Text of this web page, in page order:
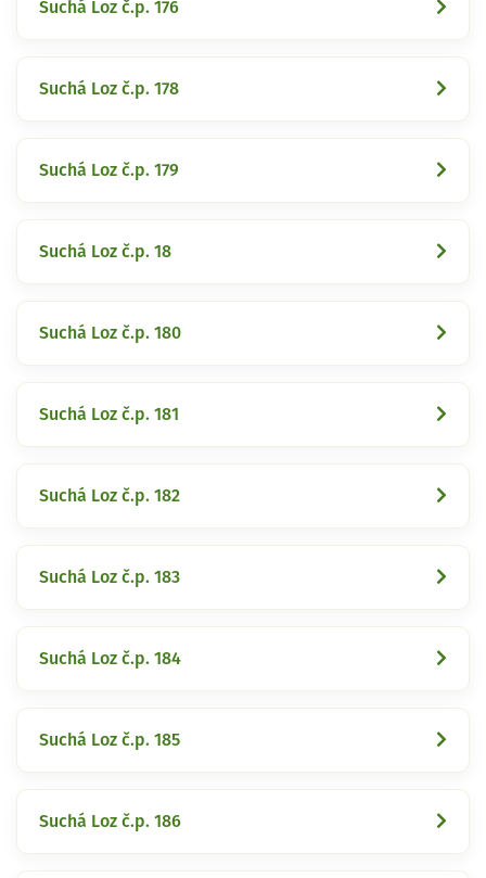
Suchá Loz č.p. 176
Suchá Loz č.p. 178
Suchá Loz č.p. 179
Suchá Loz č.p. 18
Suchá Loz č.p. 180
Suchá Loz č.p. 181
Suchá Loz č.p. 182
Suchá Loz č.p. 183
Suchá Loz č.p. 184
Suchá Loz č.p. 185
Suchá Loz č.p. 186